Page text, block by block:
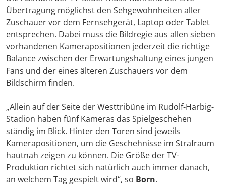
Übertragung möglichst den Sehgewohnheiten aller
Zuschauer vor dem Fernsehgerät, Laptop oder Tablet
entsprechen. Dabei muss die Bildregie aus allen sieben
vorhandenen Kamerapositionen jederzeit die richtige
Balance zwischen der Erwartungshaltung eines jungen
Fans und der eines älteren Zuschauers vor dem
Bildschirm finden.
„Allein auf der Seite der Westtribüne im Rudolf-Harbig-
Stadion haben fünf Kameras das Spielgeschehen
ständig im Blick. Hinter den Toren sind jeweils
Kamerapositionen, um die Geschehnisse im Strafraum
hautnah zeigen zu können. Die Größe der TV-
Produktion richtet sich natürlich auch immer danach,
an welchem Tag gespielt wird“, so Born.